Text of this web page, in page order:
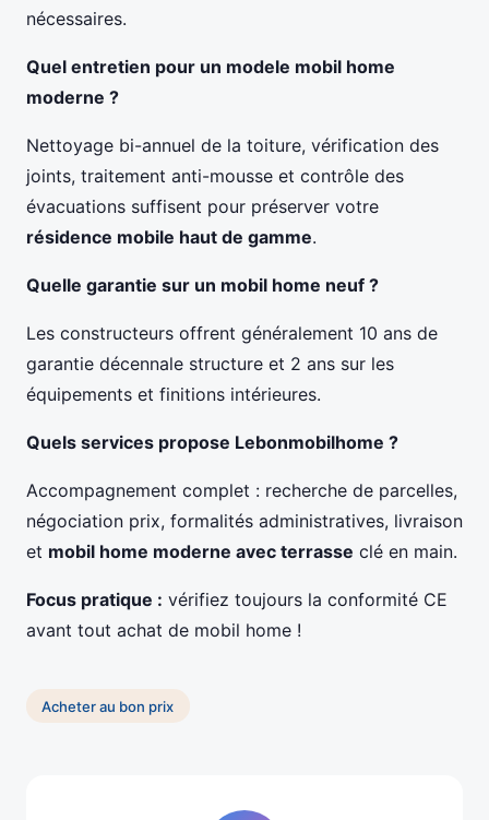
nécessaires.
Quel entretien pour un modele mobil home
moderne ?
Nettoyage bi-annuel de la toiture, vérification des
joints, traitement anti-mousse et contrôle des
évacuations suffisent pour préserver votre
résidence mobile haut de gamme.
Quelle garantie sur un mobil home neuf ?
Les constructeurs offrent généralement 10 ans de
garantie décennale structure et 2 ans sur les
équipements et finitions intérieures.
Quels services propose Lebonmobilhome ?
Accompagnement complet : recherche de parcelles,
négociation prix, formalités administratives, livraison
et mobil home moderne avec terrasse clé en main.
Focus pratique : vérifiez toujours la conformité CE
avant tout achat de mobil home !
Acheter au bon prix